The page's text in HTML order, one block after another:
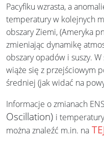
Pacyfiku wzrasta, a
temperatury w kolejnych
obszary Ziemi, (Ameryka
zmieniając dynamikę
obszary opadów i suszy.
wiąże się z przejściowym
średniej (jak widać na
Informacje o zmianach
Oscillation) i
można znaleźć m.in. na